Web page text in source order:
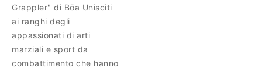
Grappler" di Bōa Unisciti
ai ranghi degli
appassionati di arti
marziali e sport da
combattimento che hanno